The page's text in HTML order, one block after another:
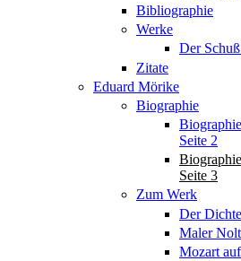
Bibliographie
Werke
Der
Zitate
Eduard Mörike
Biographie
Seite 2
Seite 3
Zum Werk
Der
Maler
Mozart